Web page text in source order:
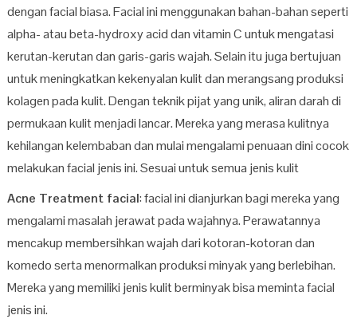
dengan facial biasa. Facial ini menggunakan bahan-bahan seperti
alpha- atau beta-hydroxy acid dan vitamin C untuk mengatasi
kerutan-kerutan dan garis-garis wajah. Selain itu juga bertujuan
untuk meningkatkan kekenyalan kulit dan merangsang produksi
kolagen pada kulit. Dengan teknik pijat yang unik, aliran darah di
permukaan kulit menjadi lancar. Mereka yang merasa kulitnya
kehilangan kelembaban dan mulai mengalami penuaan dini cocok
melakukan facial jenis ini. Sesuai untuk semua jenis kulit
Acne Treatment facial: facial ini dianjurkan bagi mereka yang
mengalami masalah jerawat pada wajahnya. Perawatannya
mencakup membersihkan wajah dari kotoran-kotoran dan
komedo serta menormalkan produksi minyak yang berlebihan.
Mereka yang memiliki jenis kulit berminyak bisa meminta facial
jenis ini.